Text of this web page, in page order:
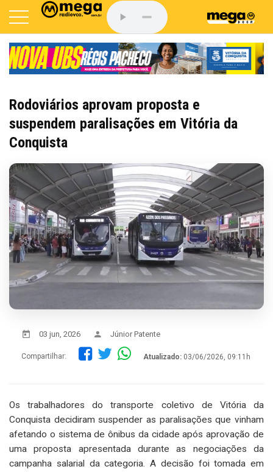
Rodoviários aprovam proposta e
suspendem paralisações em Vitória da
Conquista
03 jun, 2026 Júnior Patente
Compartilhar: Atualizado: 03/06/2026, 09:11h
Os trabalhadores do transporte coletivo de Vitória da
Conquista decidiram suspender as paralisações que vinham
afetando o sistema de ônibus da cidade após aprovação de
uma proposta apresentada durante as negociações da
campanha salarial da categoria. A decisão foi tomada em